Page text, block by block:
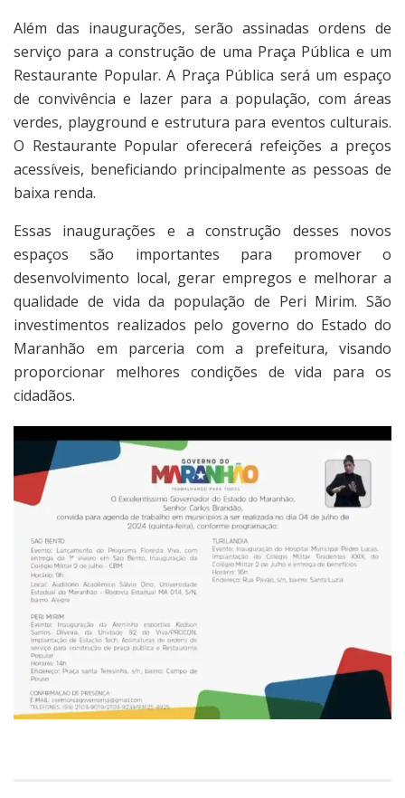
Além das inaugurações, serão assinadas ordens de
serviço para a construção de uma Praça Pública e um
Restaurante Popular. A Praça Pública será um espaço
de convivência e lazer para a população, com áreas
verdes, playground e estrutura para eventos culturais.
O Restaurante Popular oferecerá refeições a preços
acessíveis, beneficiando principalmente as pessoas de
baixa renda.
Essas inaugurações e a construção desses novos
espaços são importantes para promover o
desenvolvimento local, gerar empregos e melhorar a
qualidade de vida da população de Peri Mirim. São
investimentos realizados pelo governo do Estado do
Maranhão em parceria com a prefeitura, visando
proporcionar melhores condições de vida para os
cidadãos.